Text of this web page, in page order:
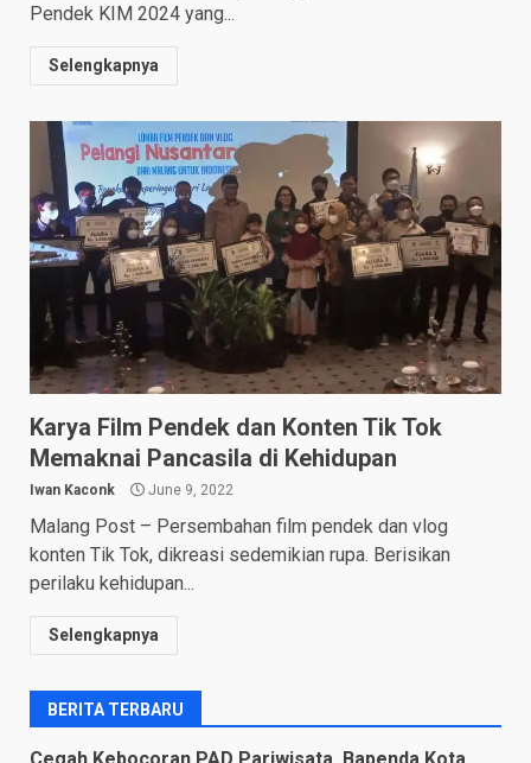
Pendek KIM 2024 yang...
Selengkapnya
Karya Film Pendek dan Konten Tik Tok
Memaknai Pancasila di Kehidupan
Iwan Kaconk June 9, 2022
Malang Post – Persembahan film pendek dan vlog
konten Tik Tok, dikreasi sedemikian rupa. Berisikan
perilaku kehidupan...
Selengkapnya
BERITA TERBARU